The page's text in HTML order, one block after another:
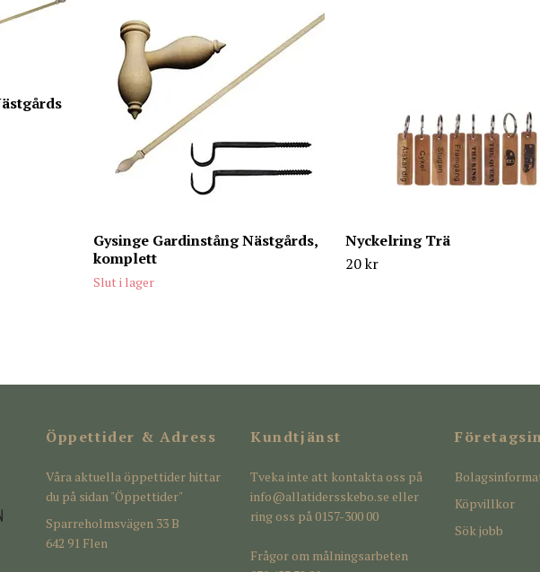
Gysinge Gardinstång Nästgårds,
komplett
Slut i lager
Nyckelring Trä
20 kr
Öppettider & Adress
Våra aktuella öppettider hittar
du på sidan "Öppettider"
Sparreholmsvägen 33 B
642 91 Flen
Kundtjänst
Tveka inte att kontakta oss på
info@allatidersskebo.se eller
ring oss på 0157-300 00
Frågor om målningsarbeten
Köpvillkor
Sök jobb